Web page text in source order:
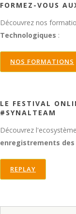
FORMEZ-VOUS
Découvrez nos
Technologiques :
NOS FORMATIONS
LE FESTIVAL
#SYNALTEAM
Découvrez
enregistrements
REPLAY